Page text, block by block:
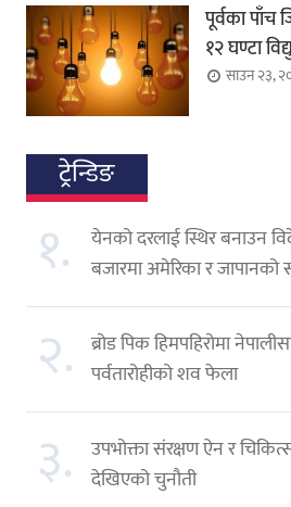
पूर्वका पाँच
१२ घण्टा
साउन २३,
ट्रेन्डिङ
१.
येनको दरलाई स्थिर बनाउन
बजारमा अमेरिका र जापानको
२.
ब्रोड पिक हिमपहिरोमा
पर्वतारोहीको शव फेला
३.
उपभोक्ता संरक्षण ऐन र
देखिएको चुनौती